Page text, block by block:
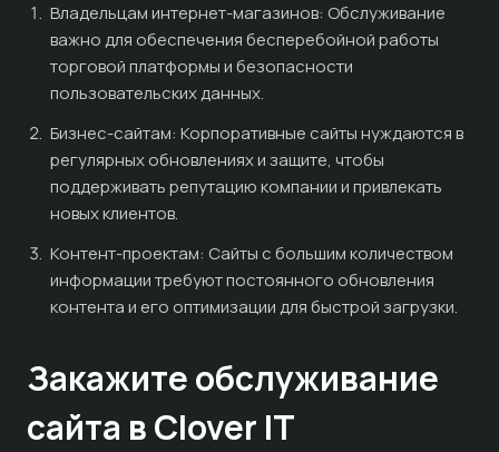
Владельцам интернет-магазинов: Обслуживание
важно для обеспечения бесперебойной работы
торговой платформы и безопасности
пользовательских данных.
Бизнес-сайтам: Корпоративные сайты нуждаются в
регулярных обновлениях и защите, чтобы
поддерживать репутацию компании и привлекать
новых клиентов.
Контент-проектам: Сайты с большим количеством
информации требуют постоянного обновления
контента и его оптимизации для быстрой загрузки.
Закажите обслуживание
сайта в Clover IT